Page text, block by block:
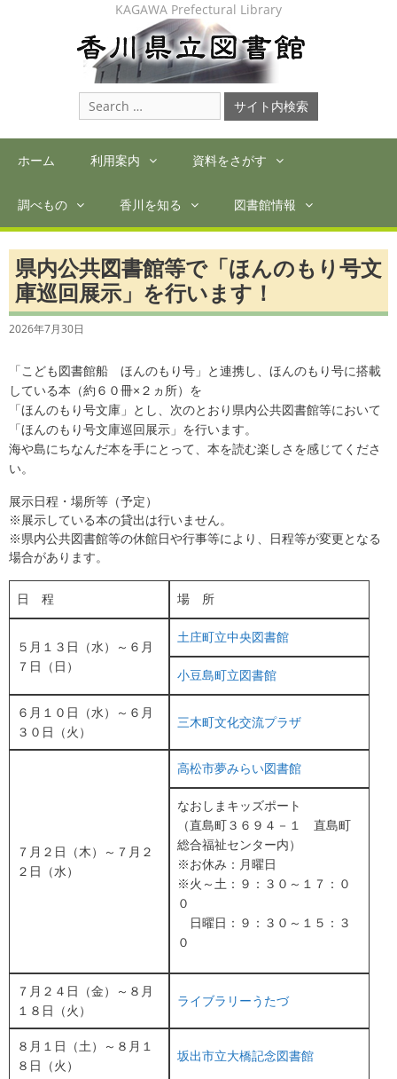
KAGAWA Prefectural Library
Search
for:
ホーム 利用案内 資料をさがす
調べもの 香川を知る 図書館情報
県内公共図書館等で「ほんのもり号文
庫巡回展示」を行います！
2026年7月30日
「こども図書館船 ほんのもり号」と連携し、ほんのもり号に搭載
している本（約６０冊×２ヵ所）を
「ほんのもり号文庫」とし、次のとおり県内公共図書館等において
「ほんのもり号文庫巡回展示」を行います。
海や島にちなんだ本を手にとって、本を読む楽しさを感じてくださ
い。
展示日程・場所等（予定）
※展示している本の貸出は行いません。
※県内公共図書館等の休館日や行事等により、日程等が変更となる
場合があります。
日 程 場 所
５月１３日（水）～６月
７日（日）
土庄町立中央図書館
小豆島町立図書館
６月１０日（水）～６月
３０日（火）
三木町文化交流プラザ
７月２日（木）～７月２
２日（水）
高松市夢みらい図書館
なおしまキッズポート
（直島町３６９４－１ 直島町
総合福祉センター内）
※お休み：月曜日
※火～土：９：３０～１７：０
０
日曜日：９：３０～１５：３
０
７月２４日（金）～８月
１８日（火）
ライブラリーうたづ
８月１日（土）～８月１
８日（火）
坂出市立大橋記念図書館